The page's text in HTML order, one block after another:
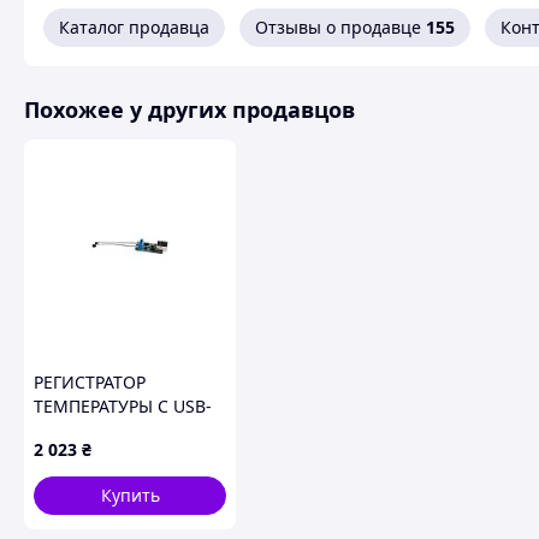
PRO 1500
на профессиональном уровне.
Каталог продавца Отзывы о продавце 155
Похожее у других продавцов
РЕГИСТРАТОР
ТЕМПЕРАТУРЫ С USB-
КОМПЛЕКТ ДЛЯ
САМОСТОЯТЕЛЬНОЙ
СБОРКИ AVT5230 B
2 023 ₴
Купить